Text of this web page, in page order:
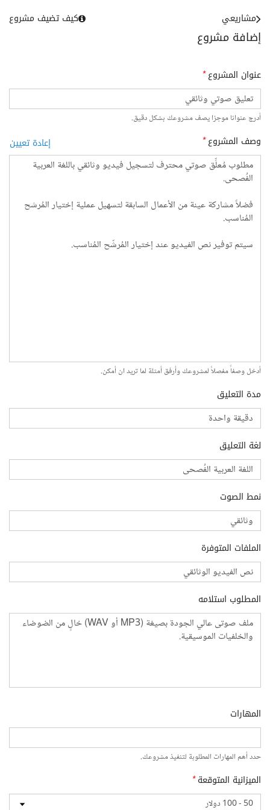
إضافة مشروع
مشاريعي كيف تضيف مشروع
عنوان المشروع*
أدرج عنوانا موجزا يصف مشروعك بشكل دقيق.
وصف المشروع* إعادة تعيين
أدخل وصفاً مفصلاً لمشروعك وأرفق أمثلة لما تريد ان أمكن.
مدة التعليق
لغة التعليق
نمط الصوت
الملفات المتوفرة
المطلوب استلامه
المهارات
حدد أهم المهارات المطلوبة لتنفيذ مشروعك.
الميزانية المتوقعة*